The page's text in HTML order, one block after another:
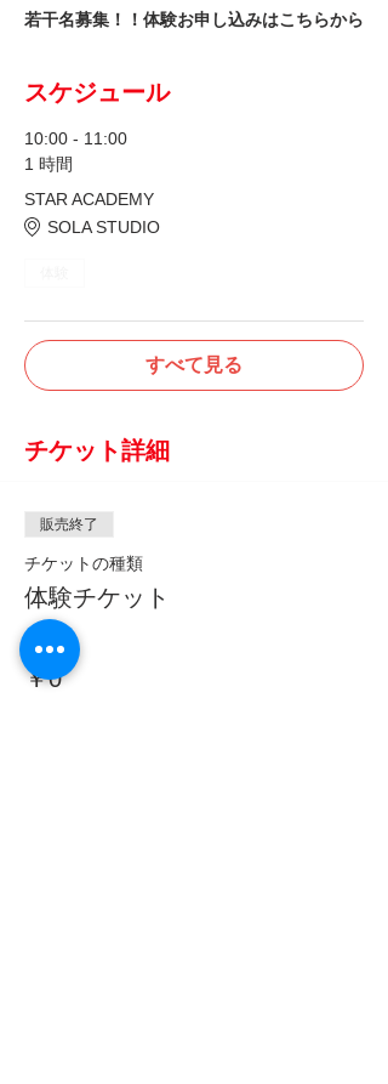
若干名募集！！体験お申し込みはこちらから
スケジュール
10:00 - 11:00
1 時間
STAR ACADEMY
SOLA STUDIO
すべて見る
チケット詳細
販売終了
チケットの種類
体験チケット
価格
￥0